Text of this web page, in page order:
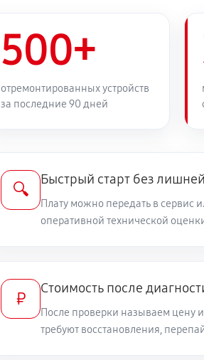
500+
отремонтированных устройств
за последние 90 дней
🔍
Быстрый старт без
Плату можно передать в сервис
оперативной технической
₽
Стоимость после
После проверки называем цену
требуют восстановления,